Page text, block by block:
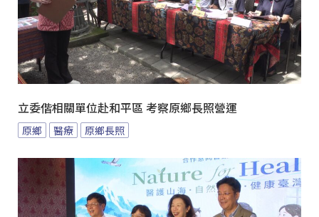
立委偕相關單位赴和平區 考察原鄉長照營運
原鄉 醫療 原鄉長照